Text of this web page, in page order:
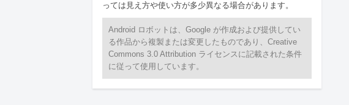
っては見え方や使い方が多少異なる場合があります。
Android ロボットは、Google が作成および提供してい
る作品から複製または変更したものであり、Creative
Commons 3.0 Attribution ライセンスに記載された条件
に従って使用しています。